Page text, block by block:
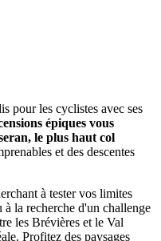
pour les cyclistes avec ses
épiques vous
le plus haut col
et des descentes
à tester vos limites
la recherche d'un challenge
les Brévières et le Val
Profitez des paysages